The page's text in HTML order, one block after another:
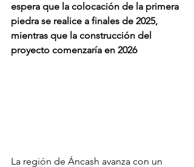
espera que la colocación de la primera
piedra se realice a finales de 2025,
mientras que la construcción del
proyecto comenzaría en 2026
La región de Áncash avanza con un